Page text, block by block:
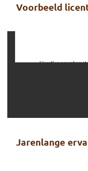
Voorbeeld
Jarenlange